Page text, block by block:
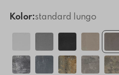
Kolor:standard lungo